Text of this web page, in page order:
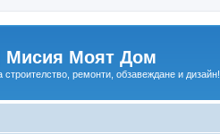
Мисия Моят Дом
строителство, ремонти, обзавеждане и дизайн!